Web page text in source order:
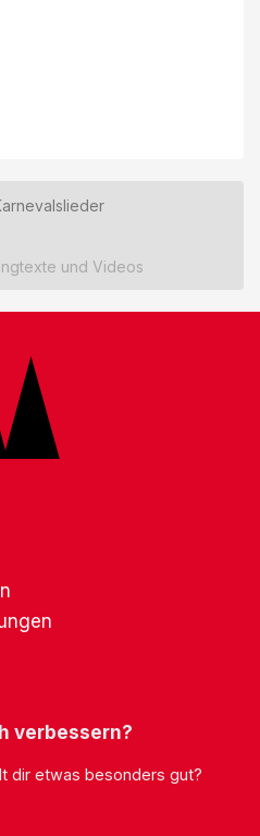
und Videos
verbessern?
dir etwas besonders gut?